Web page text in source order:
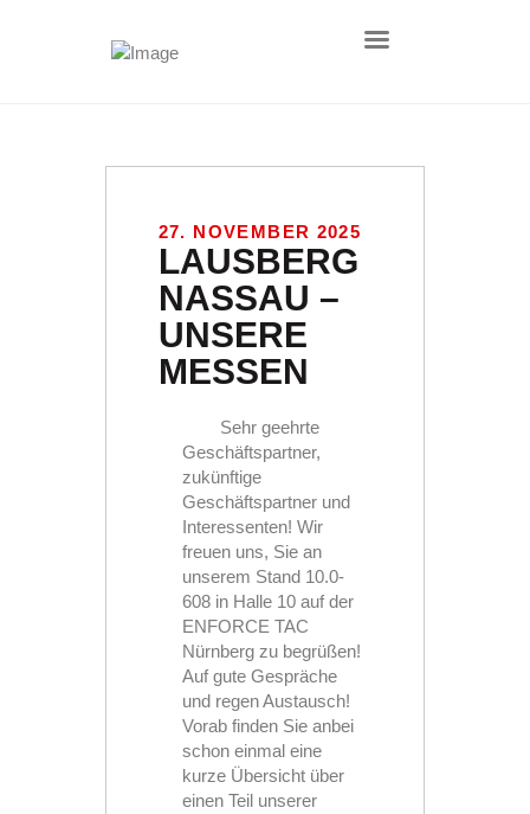
HOME
ÜBER UNS
DEFENCE
PRODUKTE
LEISTUNGEN
KONTAKT
DATENSCHUTZ
NACHHALTIGKEIT
27. NOVEMBER 2025
LAUSBERG
NASSAU –
UNSERE
MESSEN
Sehr geehrte
Geschäftspartner,
zukünftige
Geschäftspartner und
Interessenten! Wir
freuen uns, Sie an
unserem Stand 10.0-
608 in Halle 10 auf der
ENFORCE TAC
Nürnberg zu begrüßen!
Auf gute Gespräche
und regen Austausch!
Vorab finden Sie anbei
schon einmal eine
kurze Übersicht über
einen Teil unserer